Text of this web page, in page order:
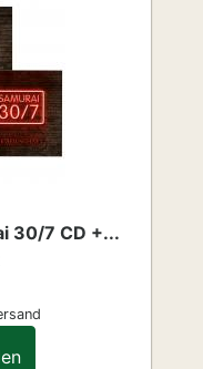
30/7 CD +...